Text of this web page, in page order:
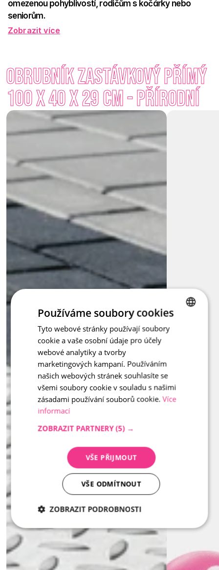
omezenou pohyblivostí, rodičům s kočárky nebo
seniorům.
Jeho speciálně upravený tvar zároveň umožňuje, aby
chodníkem, snadnější nástup a pohodlnější zastavení. V
přírodním standardním provedení ladí s okolím a je ideální
volbou pro moderní městskou infrastrukturu, kde se myslí
nejen na techniku, ale i na komfort.
Každá vyvýšená zastávka může být pohodlná – s
obrubníkem, který to cestujícím i řidičům ulehčí.
Zobrazit více
Obrubník zastávkový přímý
100 x 40 x 29 cm - Přírodní
CZECH
Používáme soubory cookies
Tyto webové stránky používají soubory
cookie a vaše osobní údaje pro účely
webové analytiky a tvorby
marketingových kampaní. Používáním
našich webových stránek souhlasíte se
všemi soubory cookie v souladu s našimi
zásadami používání souborů cookie. Více
informací
ZOBRAZIT PARTNERY (5) →
VŠE PŘIJMOUT
VŠE ODMÍTNOUT
ZOBRAZIT PODROBNOSTI
Nezbytně
nutné
soubory
Analytika Marketing